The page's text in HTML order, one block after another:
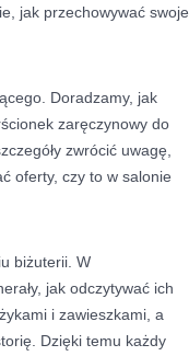
jak przechowywać swoje
Doradzamy, jak
zaręczynowy do
zwrócić uwagę,
oferty, czy to w salonie
biżuterii. W
jak odczytywać ich
i zawieszkami, a
Dzięki temu każdy